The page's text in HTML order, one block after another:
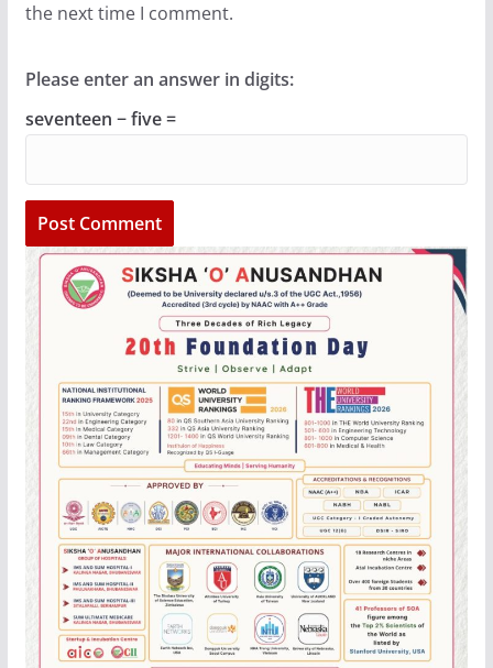
the next time I comment.
Please enter an answer in digits:
seventeen − five =